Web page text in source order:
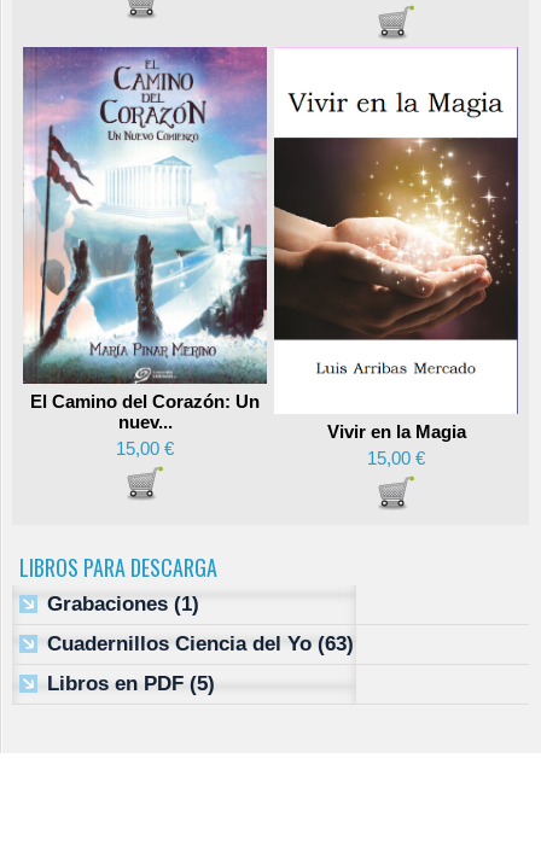
El Camino del Corazón: Un
nuev...
15,00 €
Vivir en la Magia
15,00 €
LIBROS PARA DESCARGA
Grabaciones (1)
Cuadernillos Ciencia del Yo (63)
Libros en PDF (5)